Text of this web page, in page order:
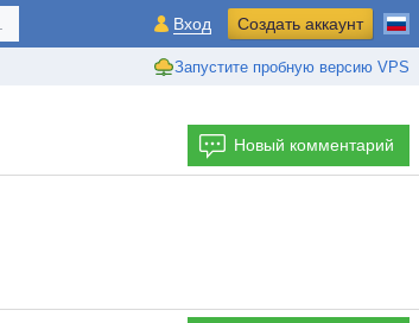
Запустите пробную версию VPS
Вход Создать аккаунт
Новый комментарий